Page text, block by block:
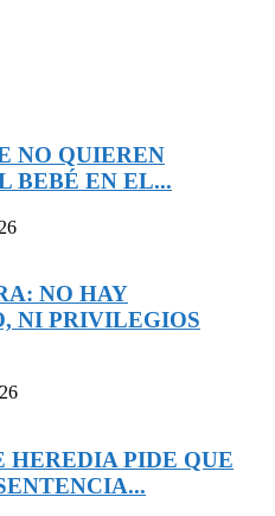
NO QUIEREN
BEBÉ EN EL...
NO HAY
NI PRIVILEGIOS
HEREDIA PIDE QUE